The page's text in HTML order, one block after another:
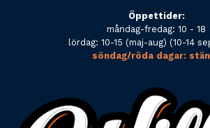
Öppettider:
måndag-fredag: 10 - 18
lördag: 10-15 (maj-aug) (10-14
söndag/röda dagar: